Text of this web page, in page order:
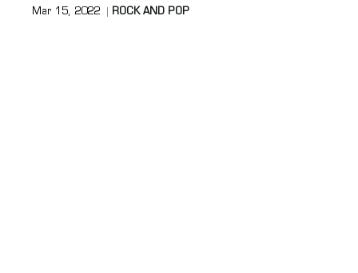
Mar 15, 2022 ROCK AND POP